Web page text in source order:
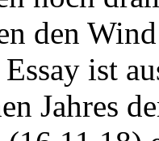
den
ist
Jahres